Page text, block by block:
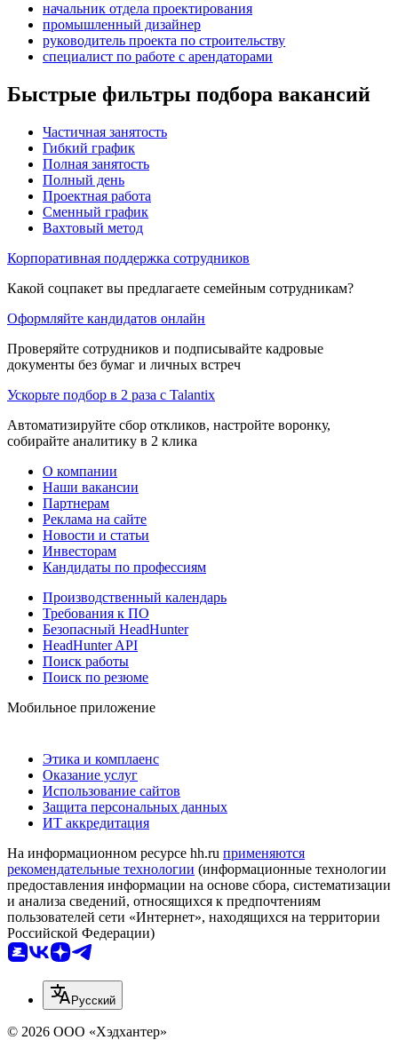
начальник отдела проектирования
промышленный дизайнер
руководитель проекта по строительству
специалист по работе с арендаторами
Быстрые фильтры подбора вакансий
Частичная занятость
Гибкий график
Полная занятость
Полный день
Проектная работа
Сменный график
Вахтовый метод
Корпоративная поддержка сотрудников
Какой соцпакет вы предлагаете семейным сотрудникам?
Оформляйте кандидатов онлайн
Проверяйте сотрудников и подписывайте кадровые
документы без бумаг и личных встреч
Ускорьте подбор в 2 раза с Talantix
Автоматизируйте сбор откликов, настройте воронку,
собирайте аналитику в 2 клика
О компании
Наши вакансии
Партнерам
Реклама на сайте
Новости и статьи
Инвесторам
Кандидаты по профессиям
Производственный календарь
Требования к ПО
Безопасный HeadHunter
HeadHunter API
Поиск работы
Поиск по резюме
Мобильное приложение
Этика и комплаенс
Оказание услуг
Использование сайтов
Защита персональных данных
ИТ аккредитация
На информационном ресурсе hh.ru применяются
рекомендательные технологии (информационные технологии
предоставления информации на основе сбора, систематизации
и анализа сведений, относящихся к предпочтениям
пользователей сети «Интернет», находящихся на территории
Российской Федерации)
Русский
© 2026 ООО «Хэдхантер»